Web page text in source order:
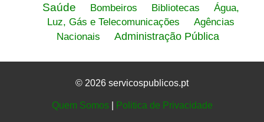
Saúde
Bombeiros Bibliotecas
Água,
Luz, Gás e Telecomunicações
Agências
Nacionais
Administração Pública
© 2026 servicospublicos.pt
Quem Somos| Politica de Privacidade